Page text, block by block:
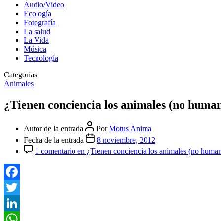
Audio/Video
Ecología
Fotografía
La salud
La Vida
Música
Tecnología
Categorías
Animales
¿Tienen conciencia los animales (no
Autor de la entrada PorMotus Anima
Fecha de la entrada
8 noviembre, 2012
1 comentario en ¿Tienen conciencia los animales (no
Facebook
Twitter
LinkedIn